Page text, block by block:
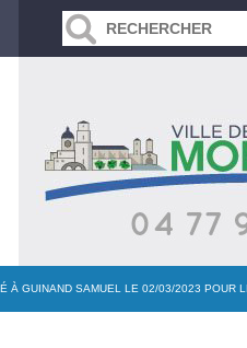
À GUINAND SAMUEL LE 02/03/2023 POUR